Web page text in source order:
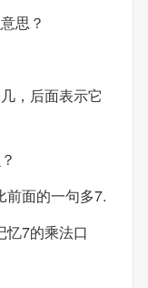
思？
，后面表示它
前面的一句多7.
忆7的乘法口